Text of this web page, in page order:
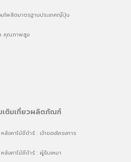
โพสิตมาตรฐานประเทศญี่ปุ่น
ท คุณภาพสูง
เติมเกี่ยวผลิตภัณฑ์
งคาไม้ซีด้าร์ : เจ้าของโครงการ
ลังคาไม้ซีด้าร์ : ผู้รับเหมา